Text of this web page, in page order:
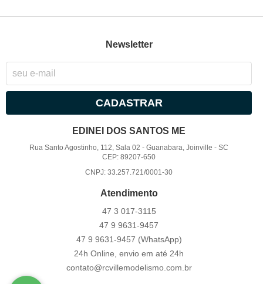
Newsletter
CADASTRAR
EDINEI DOS SANTOS ME
Rua Santo Agostinho, 112, Sala 02 -Guanabara, Joinville -SC
CEP: 89207-650
CNPJ: 33.257.721/0001-30
Atendimento
47 3 017-3115
47 9 9631-9457
47 9 9631-9457 (WhatsApp)
24h Online, envio em até 24h
contato@rcvillemodelismo.com.br